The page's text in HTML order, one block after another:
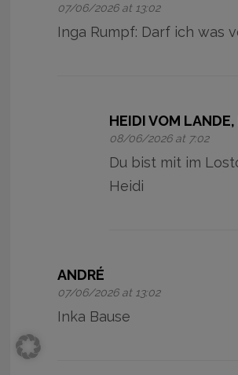
07/06/2026 at 13:02
Inga Rumpf: Darf ich was
HEIDI VOM
08/06/2026 at 7:02
Du bist mit im
Heidi
ANDRÉ
07/06/2026 at 13:02
Inka Bause